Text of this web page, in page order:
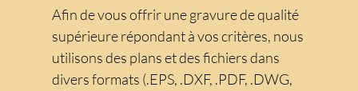
Afin de vous offrir une gravure de qualité
supérieure répondant à vos critères, nous
utilisons des plans et des fichiers dans
divers formats (.EPS, .DXF, .PDF, .DWG,